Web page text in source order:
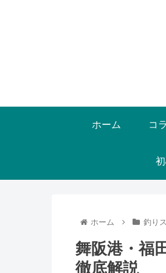
ホーム コ
ホーム 釣り
舞阪港・福
徹底解説